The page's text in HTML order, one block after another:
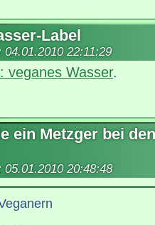
Label
04.01.2010 22:11:29
veganes Wasser.
ein Metzger bei den
05.01.2010 20:48:48